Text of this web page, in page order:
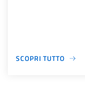
SCOPRI TUTTO